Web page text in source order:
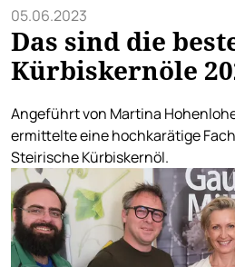
05.06.2023
Das sind die
Kürbiskernöle
Angeführt von Martina
ermittelte eine hochkarätige
Steirische Kürbiskernöl.